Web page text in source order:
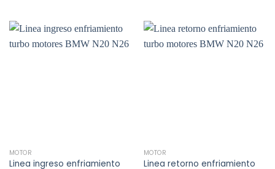
MOTOR
Linea ingreso enfriamiento
MOTOR
Linea retorno enfriamiento